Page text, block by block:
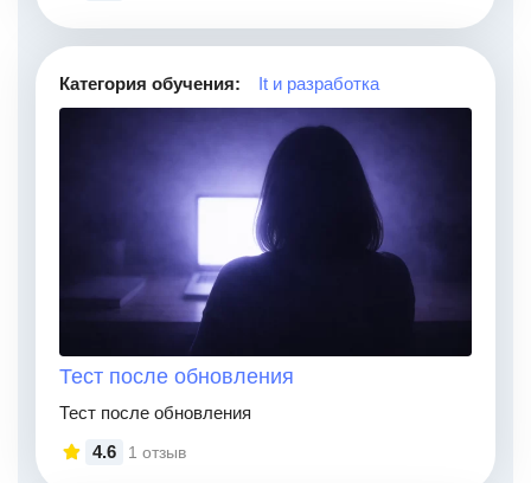
Категория обучения: It и разработка
Тест после обновления
Тест после обновления
4.6
1 отзыв